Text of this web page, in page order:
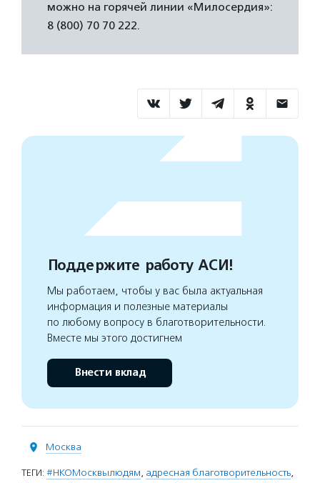
можно на горячей линии «Милосердия»:
8 (800) 70 70 222.
Поддержите работу АСИ!
Мы работаем, чтобы у вас была актуальная
информация и полезные материалы
по любому вопросу в благотворительности.
Вместе мы этого достигнем
Внести вклад
Москва
ТЕГИ: #НКОМосквылюдям, адресная благотворительность,